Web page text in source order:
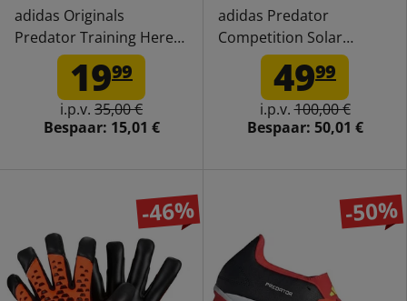
adidas Originals
Predator Training Heren
Keepershandschoenen
1999
i.p.v. 35,00 €
Bespaar: 15,01 €
adidas Predator
Competition Solar
Keepershandschoenen
4999
i.p.v.100,00 €
Bespaar: 50,01 €
-46% -50%